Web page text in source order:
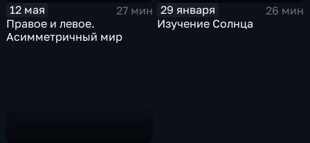
12 мая
27 мин
Правое и левое.
Асимметричный мир
29 января
26 мин
Изучение Солнца